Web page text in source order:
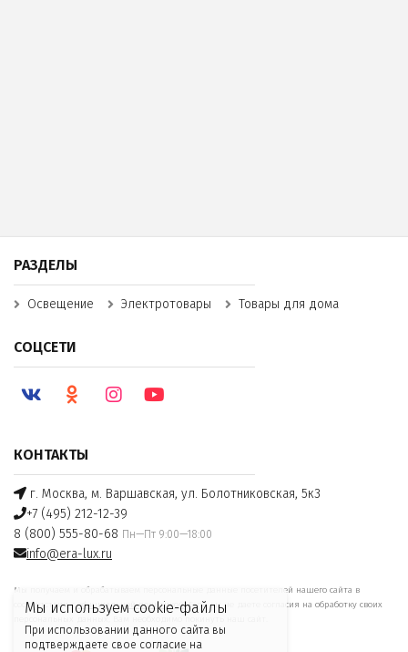
Мы используем cookie-файлы
При использовании данного сайта вы
подтверждаете свое согласие на
КОНТАКТЫ
г. Москва, м. Варшавская, ул. Болотниковская, 5к3
+7 (495) 212-12-39
8 (800) 555-80-68 Пн—Пт 9:00—18:00
info@era-lux.ru
Мы получаем и обрабатываем персональные данные посетителей нашего сайта в
соответствии софициальной политикой. Если вы не даете согласия на обработку своих
персональных данных, Вам необходимо покинуть наш сайт.
РАЗДЕЛЫ
Освещение Электротовары Товары для дома
СОЦСЕТИ